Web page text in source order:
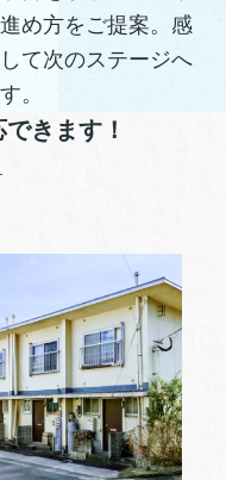
め方をご提案。感
て次のステージへ
。
きます！